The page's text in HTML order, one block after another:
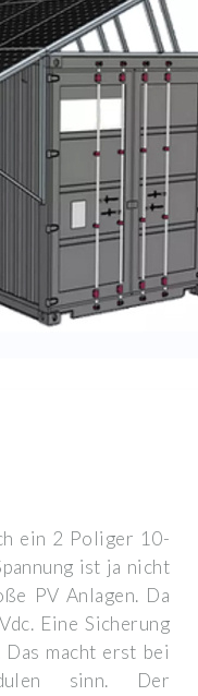
ein 2 Poliger 10-
ist ja nicht
PV Anlagen. Da
Eine Sicherung
macht erst bei
sinn. Der